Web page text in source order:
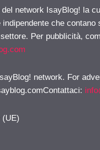
del network IsayBlog! la
che contano
Per pubblicità,
network. For
:
(UE)